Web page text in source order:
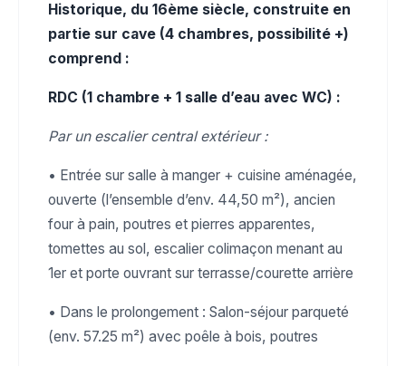
Historique, du 16ème siècle, construite en
partie sur cave (4 chambres, possibilité +)
comprend :
RDC (1 chambre + 1 salle d’eau avec WC) :
Par un escalier central extérieur :
• Entrée sur salle à manger + cuisine aménagée,
ouverte (l’ensemble d’env. 44,50 m²), ancien
four à pain, poutres et pierres apparentes,
tomettes au sol, escalier colimaçon menant au
1er et porte ouvrant sur terrasse/courette arrière
• Dans le prolongement : Salon-séjour parqueté
(env. 57.25 m²) avec poêle à bois, poutres